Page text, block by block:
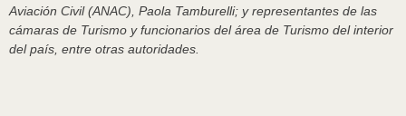
Aviación Civil (ANAC), Paola Tamburelli; y representantes de las
cámaras de Turismo y funcionarios del área de Turismo del interior
del país, entre otras autoridades.